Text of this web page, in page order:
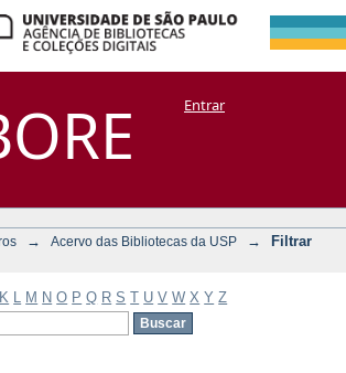
por:
Manakin + CoriscoEntrar
→ Acervo das Bibliotecas da USP →
Filtrar
K M N O P Q R S T U V W X Y Z